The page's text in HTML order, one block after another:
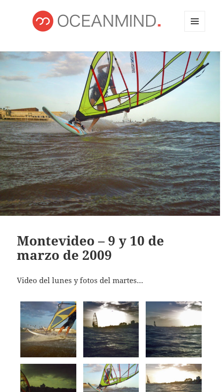
OCEANMIND
WIDGETS
Montevideo – 9 y 10 de
marzo de 2009
Video del lunes y fotos del martes…